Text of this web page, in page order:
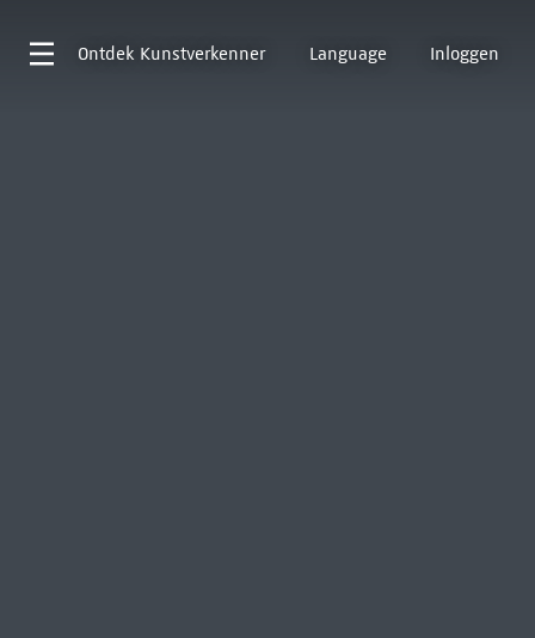
Ontdek Kunstverkenner Language Inloggen